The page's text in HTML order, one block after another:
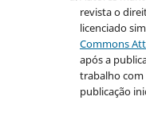
revista o
licenciado
Commons
após a
trabalho
publicação